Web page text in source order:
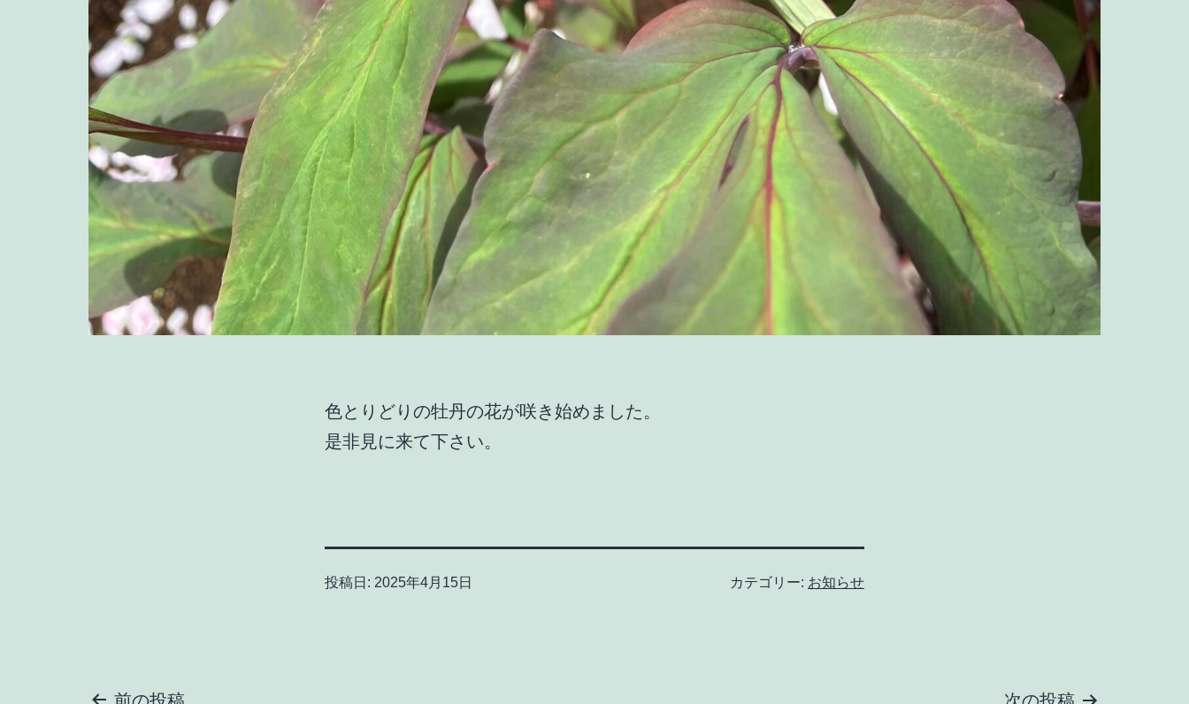
色とりどりの牡丹の花が咲き始めました。
是非見に来て下さい。
投稿日: 2025年4月15日 カテゴリー: お知らせ
前の投稿 次の投稿